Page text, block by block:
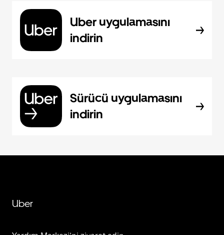
Uber uygulamasını
indirin
Sürücü uygulamasını
indirin
Uber